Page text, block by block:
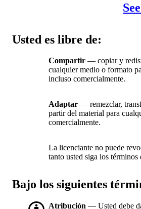
Usted es libre de:
Compartir — copiar y
cualquier medio o formato
incluso comercialmente.
Adaptar — remezclar,
partir del material para
comercialmente.
La licenciante no puede
tanto usted siga los términos
Bajo los siguientes
Atribución — Usted debe